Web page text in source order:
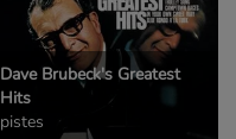
Dave Brubeck's Greatest
Hits
pistes